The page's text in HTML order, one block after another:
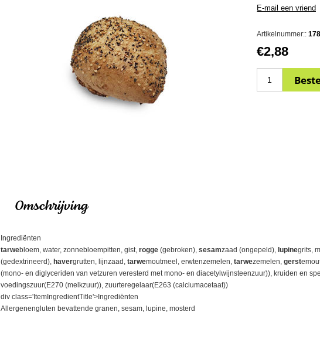
Artikelnummer::
€2,88
Omschrijving
Ingrediënten
tarwebloem, water, zonnebloempitten, gist, rogge (gebroken), sesamzaad (ongepeld), lupinegrits,
(gedextrineerd), havergrutten, lijnzaad, tarwemoutmeel, erwtenzemelen, tarwezemelen, gerst
(mono- en diglyceriden van vetzuren veresterd met mono- en diacetylwijnsteenzuur)), kruiden en
voedingszuur(E270 (melkzuur)), zuurteregelaar(E263 (calciumacetaat))
div class='ItemIngredientTitle'>Ingrediënten
Allergenengluten bevattende granen, sesam, lupine, mosterd